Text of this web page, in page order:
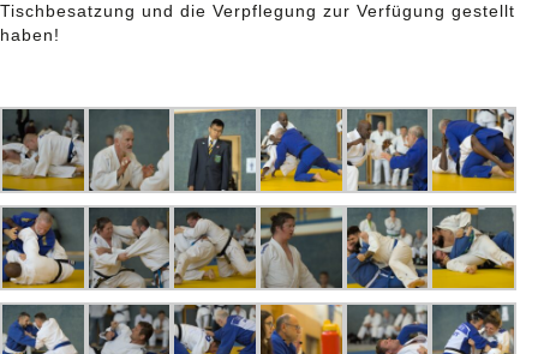
Tischbesatzung und die Verpflegung zur Verfügung gestellt
haben!